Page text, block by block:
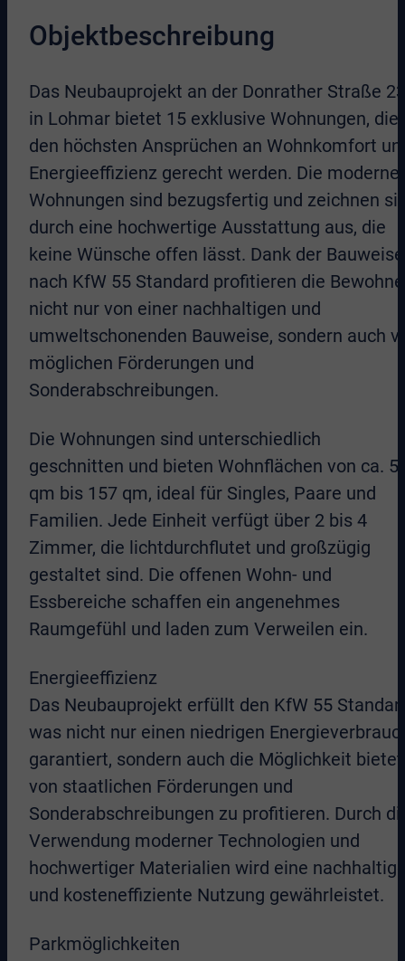
Objektbeschreibung
Das Neubauprojekt an der Donrather Straße 23
in Lohmar bietet 15 exklusive Wohnungen, die
den höchsten Ansprüchen an Wohnkomfort
Energieeffizienz gerecht werden. Die
Wohnungen sind bezugsfertig und zeichnen
durch eine hochwertige Ausstattung aus, die
keine Wünsche offen lässt. Dank der Bauweise
nach KfW 55 Standard profitieren die
nicht nur von einer nachhaltigen und
umweltschonenden Bauweise, sondern auch
möglichen Förderungen und
Sonderabschreibungen.
Die Wohnungen sind unterschiedlich
geschnitten und bieten Wohnflächen von ca.
qm bis 157 qm, ideal für Singles, Paare und
Familien. Jede Einheit verfügt über 2 bis 4
Zimmer, die lichtdurchflutet und großzügig
gestaltet sind. Die offenen Wohn- und
Essbereiche schaffen ein angenehmes
Raumgefühl und laden zum Verweilen ein.
Energieeffizienz
Das Neubauprojekt erfüllt den KfW 55
was nicht nur einen niedrigen
garantiert, sondern auch die Möglichkeit
von staatlichen Förderungen und
Sonderabschreibungen zu profitieren. Durch
Verwendung moderner Technologien und
hochwertiger Materialien wird eine
und kosteneffiziente Nutzung gewährleistet.
Parkmöglichkeiten